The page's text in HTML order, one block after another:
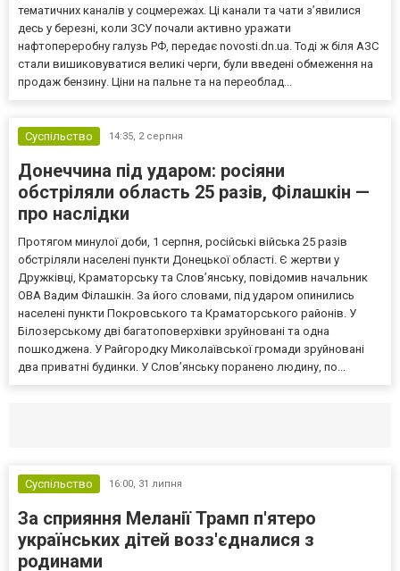
тематичних каналів у соцмережах. Ці канали та чати з’явилися
десь у березні, коли ЗСУ почали активно уражати
нафтопереробну галузь РФ, передає novosti.dn.ua. Тоді ж біля АЗС
стали вишиковуватися великі черги, були введені обмеження на
продаж бензину. Ціни на пальне та на переоблад...
Суспільство 14:35, 2 серпня
Донеччина під ударом: росіяни
обстріляли область 25 разів, Філашкін —
про наслідки
Протягом минулої доби, 1 серпня, російські війська 25 разів
обстріляли населені пункти Донецької області. Є жертви у
Дружківці, Краматорську та Слов’янську, повідомив начальник
ОВА Вадим Філашкін. За його словами, під ударом опинились
населені пункти Покровського та Краматорського районів. У
Білозерському дві багатоповерхівки зруйновані та одна
пошкоджена. У Райгородку Миколаївської громади зруйновані
два приватні будинки. У Слов’янську поранено людину, по...
Суспільство 16:00, 31 липня
За сприяння Меланії Трамп п'ятеро
українських дітей возз'єдналися з
родинами